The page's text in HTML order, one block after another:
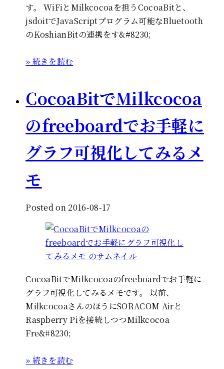
す。 WiFiとMilkcocoaを担うCocoaBitと、
jsdoitでJavaScriptプログラム可能なBluetooth
のKoshianBitの連携をす&#8230;
» 続きを読む
CocoaBitでMilkcocoa
のfreeboardでお手軽に
グラフ可視化してみるメ
モ
Posted on 2016-08-17
CocoaBitでMilkcocoaのfreeboardでお手軽に
グラフ可視化してみるメモです。 以前、
MilkcocoaさんのほうにSORACOM Airと
Raspberry Piを接続しつつMilkcocoa
Fre&#8230;
» 続きを読む